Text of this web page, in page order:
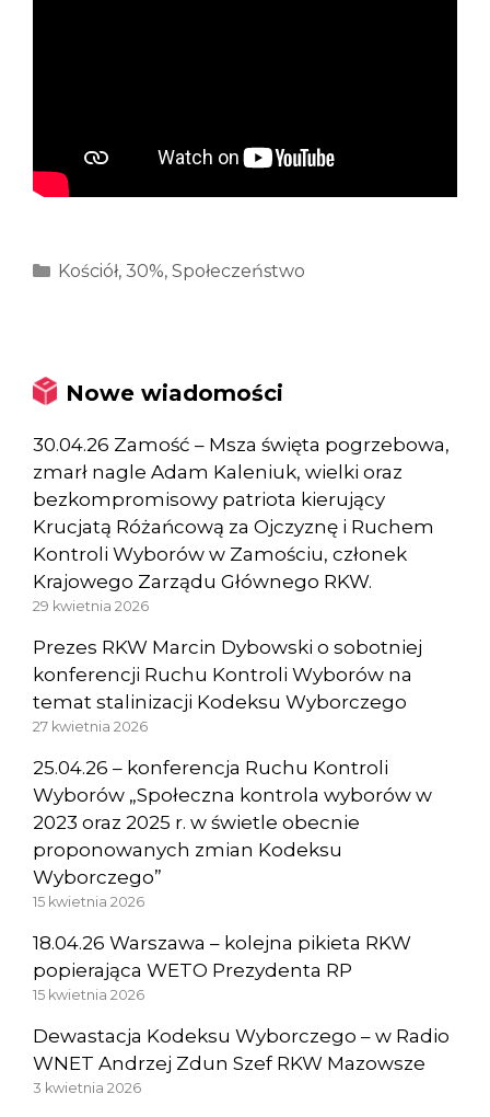
Kategorie
Kościół, 30%, Społeczeństwo
Nowe wiadomości
30.04.26 Zamość – Msza święta pogrzebowa,
zmarł nagle Adam Kaleniuk, wielki oraz
bezkompromisowy patriota kierujący
Krucjatą Różańcową za Ojczyznę i Ruchem
Kontroli Wyborów w Zamościu, członek
Krajowego Zarządu Głównego RKW.
29 kwietnia 2026
Prezes RKW Marcin Dybowski o sobotniej
konferencji Ruchu Kontroli Wyborów na
temat stalinizacji Kodeksu Wyborczego
27 kwietnia 2026
25.04.26 – konferencja Ruchu Kontroli
Wyborów „Społeczna kontrola wyborów w
2023 oraz 2025 r. w świetle obecnie
proponowanych zmian Kodeksu
Wyborczego”
15 kwietnia 2026
18.04.26 Warszawa – kolejna pikieta RKW
popierająca WETO Prezydenta RP
15 kwietnia 2026
Dewastacja Kodeksu Wyborczego – w Radio
WNET Andrzej Zdun Szef RKW Mazowsze
3 kwietnia 2026